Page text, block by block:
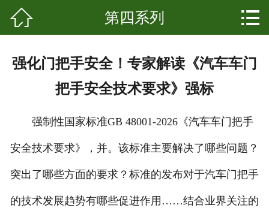
科普知识
发展起源
 第四系列 
强化门把手安全！专家解读《汽车车门
把手安全技术要求》强标
强制性国家标准GB 48001-2026《汽车车门把手
安全技术要求》，并。该标准主要解决了哪些问题？
突出了哪些方面的要求？标准的发布对于汽车门把手
的技术发展趋势有哪些促进作用……结合业界关注的